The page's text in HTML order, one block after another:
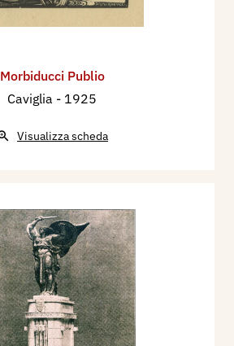
Morbiducci Publio
Caviglia - 1925
Visualizza scheda